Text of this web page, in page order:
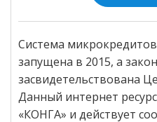
Система
запущена в 2015, а
засвидетельствована
Данный интернет
«КОНГА» и действует